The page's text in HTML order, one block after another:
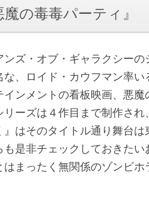
の毒毒パーティ』
ンズ・オブ・ギャラクシー
な、ロイド・カウフマン率
インメントの看板映画、悪
リーズは４作目まで制作さ
』はそのタイトル通り舞台
も是非チェックしておきた
はまったく無関係のゾンビホ